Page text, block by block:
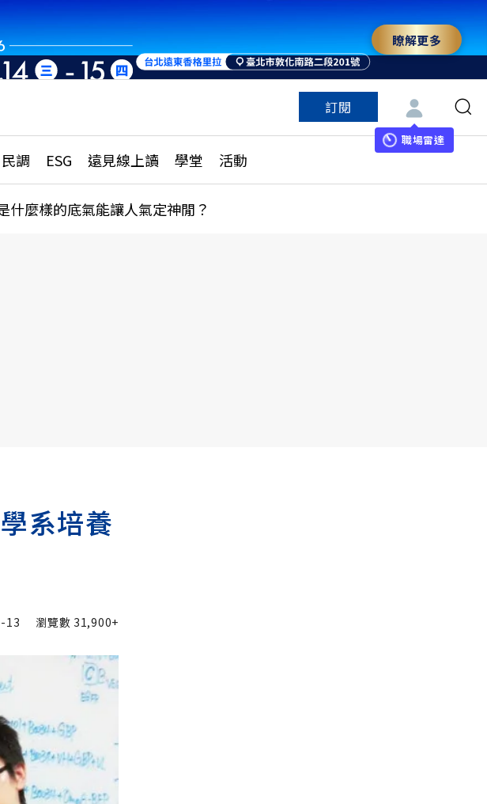
瞭解更多
訂閱
職場雷達
民調 ESG 遠見線上讀 學堂 活動
涯攻略
查全解析
更多訂閱方案
特色頻道
什麼樣的底氣能讓人氣定神閒？
系培養
13 瀏覽數 31,900+